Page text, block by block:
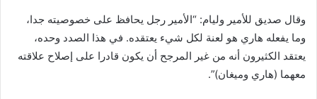
وقال صديق للأمير وليام: “الأمير رجل يحافظ على خصوصيته جدا،
وما يفعله هاري هو لعنة لكل شيء يعتقده. في هذا الصدد وحده،
يعتقد الكثيرون أنه من غير المرجح أن يكون قادرا على إصلاح علاقته
معهما (هاري وميغان)”.